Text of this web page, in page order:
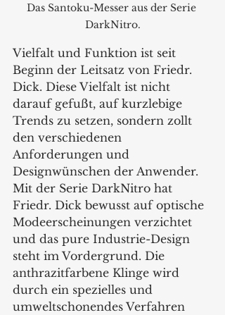
Das Santoku-Messer aus der Serie
DarkNitro.
Vielfalt und Funktion ist seit
Beginn der Leitsatz von Friedr.
Dick. Diese Vielfalt ist nicht
darauf gefußt, auf kurzlebige
Trends zu setzen, sondern zollt
den verschiedenen
Anforderungen und
Designwünschen der Anwender.
Mit der Serie DarkNitro hat
Friedr. Dick bewusst auf optische
Modeerscheinungen verzichtet
und das pure Industrie-Design
steht im Vordergrund. Die
anthrazitfarbene Klinge wird
durch ein spezielles und
umweltschonendes Verfahren